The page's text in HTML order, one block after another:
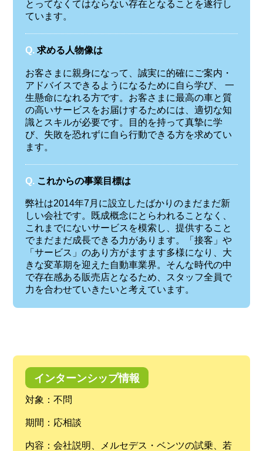
とってなくてはならない存在となることを遂行し
ています。
Q. 求める人物像は
お客さまに親身になって、誠実に的確にご案内・
アドバイスできるようになるために自ら学び、 一
生懸命になれる方です。お客さまに最高の車と質
の高いサービスをお届けするためには、適切な知
識とスキルが必要です。目的を持って真摯に学
び、失敗を恐れずに自ら行動できる方を求めてい
ます。
Q. これからの事業目標は
弊社は2014年7月に設立したばかりのまだまだ新
しい会社です。既成概念にとらわれることなく、
これまでにないサービスを模索し、提供すること
でまだまだ成長できる力があります。「接客」や
「サービス」のあり方がますます多様になり、大
きな変革期を迎えた自動車業界。そんな時代の中
で存在感ある販売店となるため、スタッフ全員で
力を合わせていきたいと考えています。
インターンシップ情報
対象：不問
期間：応相談
内容：会社説明、メルセデス・ベンツの試乗、若